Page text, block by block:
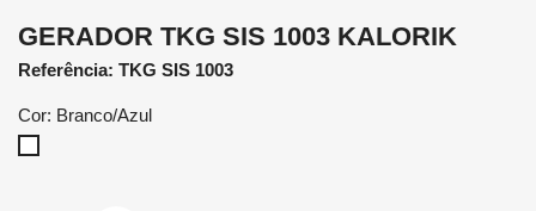
GERADOR TKG SIS 1003 KALORIK
Referência: TKG SIS 1003
Cor: Branco/Azul